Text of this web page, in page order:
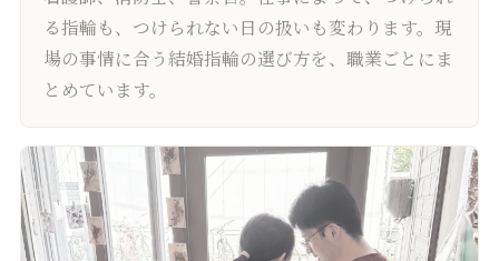
る指輪も、つけられない日の扱いも変わります。現
場の事情に合う結婚指輪の選び方を、職業ごとにま
とめています。